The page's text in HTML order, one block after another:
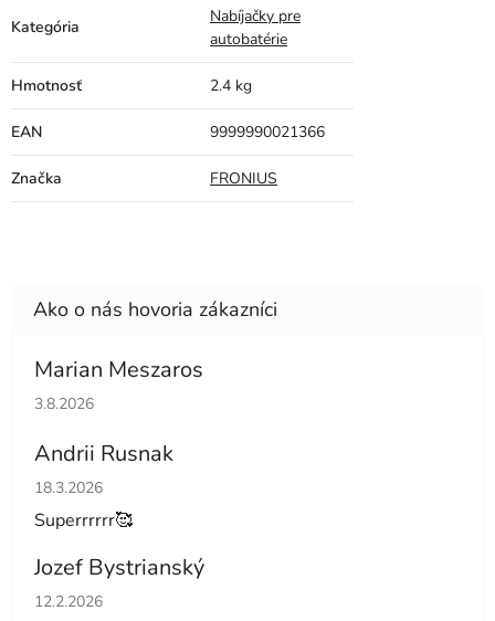
Kategória
Nabíjačky pre
autobatérie
Hmotnosť 2.4 kg
EAN 9999990021366
Značka FRONIUS
Marian Meszaros
Hodnotenie obchodu je 5 z 5 hviezdičiek.
3.8.2026
Andrii Rusnak
Hodnotenie obchodu je 5 z 5 hviezdičiek.
18.3.2026
Superrrrrr🥰
Jozef Bystrianský
Hodnotenie obchodu je 5 z 5 hviezdičiek.
12.2.2026